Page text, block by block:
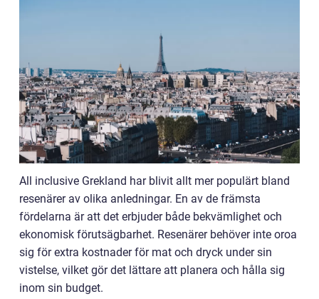
All inclusive Grekland har blivit allt mer populärt bland
resenärer av olika anledningar. En av de främsta
fördelarna är att det erbjuder både bekvämlighet och
ekonomisk förutsägbarhet. Resenärer behöver inte oroa
sig för extra kostnader för mat och dryck under sin
vistelse, vilket gör det lättare att planera och hålla sig
inom sin budget.